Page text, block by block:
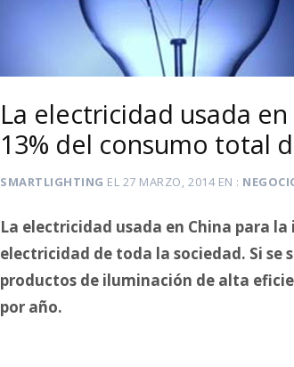
La electricidad usada
13% del consumo total
SMARTLIGHTING EL 27 MARZO, 2014EN
La electricidad usada en China para
electricidad de toda la sociedad. Si
productos de iluminación de alta
por año.